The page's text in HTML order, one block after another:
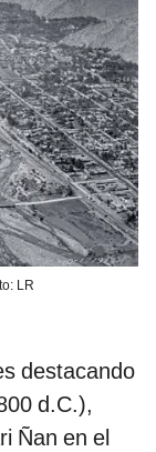
LR
destacando
d.C.),
Ñan en el